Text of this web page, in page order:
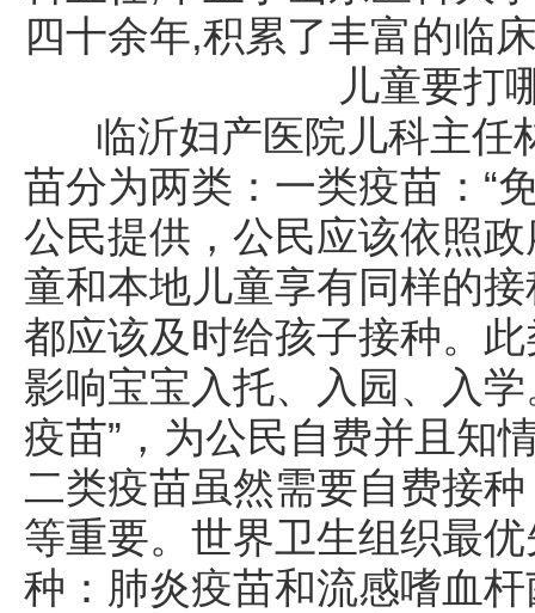
四十余年,积累了丰富的临
儿童要打
临沂妇产医院儿科主任
苗分为两类：一类疫苗：“
公民提供，公民应该依照
童和本地儿童享有同样的
都应该及时给孩子接种。
影响宝宝入托、入园、入
疫苗”，为公民自费并且知
二类疫苗虽然需要自费接
等重要。世界卫生组织最
种：肺炎疫苗和流感嗜血